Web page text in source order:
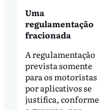
Uma
regulamentação
fracionada
A regulamentação
prevista somente
para os motoristas
por aplicativos se
justifica, conforme